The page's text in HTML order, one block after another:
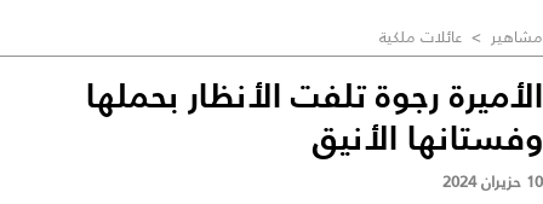
مشاهير > عائلات ملكية
الأميرة رجوة تلفت الأنظار بحملها
وفستانها الأنيق
10 حزيران 2024